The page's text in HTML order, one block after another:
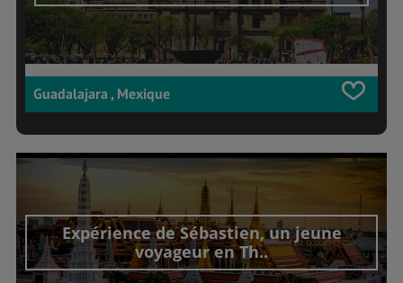
Guadalajara , Mexique
Expérience de Sébastien, un jeune
voyageur en Th..